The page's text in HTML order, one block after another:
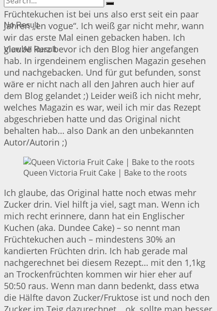
No Result
View All Result
Früchtekuchen ist bei uns also erst seit ein paar
Jahren „en vogue“. Ich weiß gar nicht mehr, wann
wir das erste Mal einen gebacken haben. Ich
glaube kurz bevor ich den Blog hier angefangen
hab. In irgendeinem englischen Magazin gesehen
und nachgebacken. Und für gut befunden, sonst
wäre er nicht nach all den Jahren auch hier auf
dem Blog gelandet ;) Leider weiß ich nicht mehr,
welches Magazin es war, weil ich mir das Rezept
abgeschrieben hatte und das Original nicht
behalten hab… also Dank an den unbekannten
Autor/Autorin ;)
Queen Victoria Fruit Cake | Bake to the roots
Ich glaube, das Original hatte noch etwas mehr
Zucker drin. Viel hilft ja viel, sagt man. Wenn ich
mich recht erinnere, dann hat ein Englischer
Kuchen (aka. Dundee Cake) – so nennt man
Früchtekuchen auch – mindestens 30% an
kandierten Früchten drin. Ich hab gerade mal
nachgerechnet bei diesem Rezept… mit den 1,1kg
an Trockenfrüchten kommen wir hier eher auf
50:50 raus. Wenn man dann bedenkt, dass etwa
die Hälfte davon Zucker/Fruktose ist und noch den